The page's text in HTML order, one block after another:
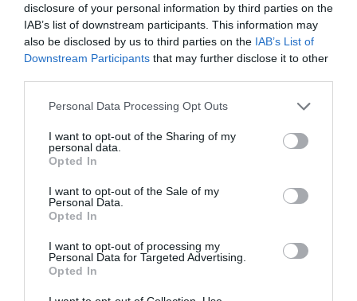
disclosure of your personal information by third parties on the
IAB’s list of downstream participants. This information may
also be disclosed by us to third parties on the IAB’s List of
Downstream Participants that may further disclose it to other
Personal Data Processing Opt Outs
I want to opt-out of the Sharing of my
personal data.
Opted In
I want to opt-out of the Sale of my
Personal Data.
Opted In
I want to opt-out of processing my
Personal Data for Targeted Advertising.
Opted In
Mama traficantă de droguri: “Am făcut-o pentru a-
mi întreține copiii”
Articolul anterior
Arestare la Roma: un român și-a bătut soția
fiind convins că a recunoscut-o într-un
film porno
Următorul articol
Firenze: un parc va primi numele româncei
crucificate în 2014 de un instalator italian